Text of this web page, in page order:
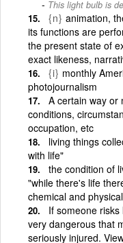
This light bulb is
{n} animation,
its functions are
the present state of
exact likeness,
{i} monthly
photojournalism
A certain way or
conditions,
occupation, etc
living things
with life"
the condition of
"while there's life
chemical and
If someone
very dangerous that
seriously injured.